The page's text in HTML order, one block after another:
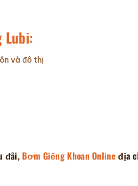
và đô thị
đãi, Bơm Giếng Khoan Onlineđịa